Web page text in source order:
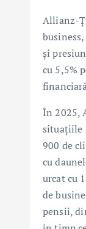
Allianz-
și
cu 5,5%
În 2025,
situațiile
900 de
cu
urcat cu
de
pensii,